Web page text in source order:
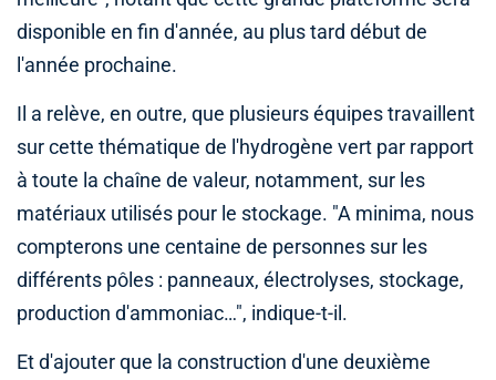
disponible en fin d'année, au plus tard début de
l'année prochaine.
Il a relève, en outre, que plusieurs équipes travaillent
sur cette thématique de l'hydrogène vert par rapport
à toute la chaîne de valeur, notamment, sur les
matériaux utilisés pour le stockage. "A minima, nous
compterons une centaine de personnes sur les
différents pôles : panneaux, électrolyses, stockage,
production d'ammoniac…", indique-t-il.
Et d'ajouter que la construction d'une deuxième